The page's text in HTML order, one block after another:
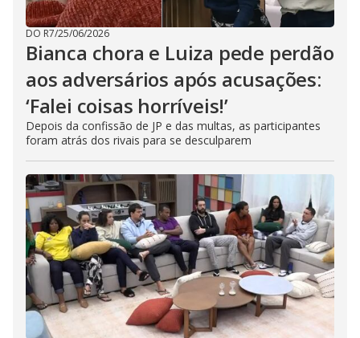
DO R7/25/06/2026
Bianca chora e Luiza pede perdão
aos adversários após acusações:
‘Falei coisas horríveis!’
Depois da confissão de JP e das multas, as participantes
foram atrás dos rivais para se desculparem